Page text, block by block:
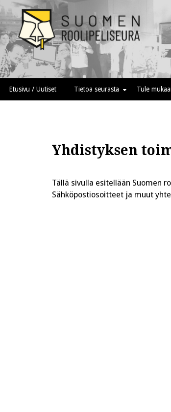
to
content
Suomen
Etusivu / Uutiset Tietoa seurasta Tule
Yhdistyksen
Tällä sivulla esitellään Suomen
Sähköpostiosoitteet ja muut